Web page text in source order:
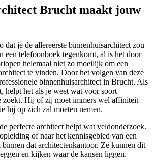
Brucht maakt jouw
dat je de allereerste binnenhuisarchitect zou
een telefoonboek tegenkomt, al is het door
helemaal niet zo moeilijk om een
te vinden. Door het volgen van deze
binnenhuisarchitect in Brucht. Als
helpt het als je weet wat voor soort
zoekt. Hij of zij moet immers wel affiniteit
hij op zich zal moeten nemen.
perfecte architect helpt wat veldonderzoek.
of naar het kennisgebied van een
binnen dat architectenkantoor. Ze kunnen dit
en kijken waar de kansen liggen.